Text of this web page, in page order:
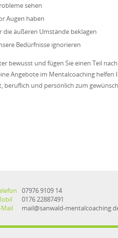
sehen
Augen haben
äußeren Umstände beklagen
Bedürfnisse ignorieren
bewusst und fügen Sie einen Teil
Angebote im Mentalcoaching helfen
beruflich und persönlich zum
07976 9109 14
0176 22887491
Mail
mail@sanwald-